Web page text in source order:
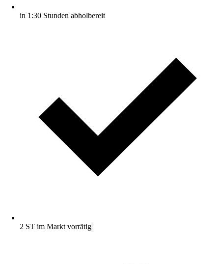
in 1:30 Stunden abholbereit
2 ST im Markt vorrätig